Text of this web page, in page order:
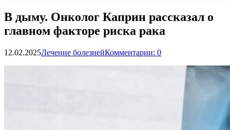
В дыму. Онколог Каприн рассказал о
главном факторе риска рака
12.02.2025Лечение болезнейКомментарии: 0